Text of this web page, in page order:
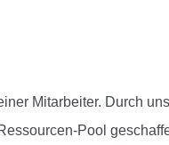
Mitarbeiter. Durch
Pool